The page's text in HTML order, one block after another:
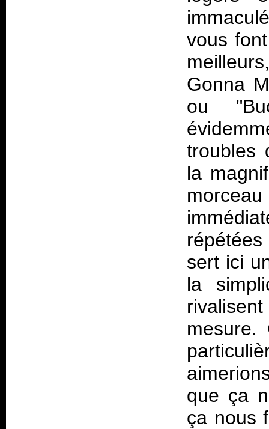
vous
Gonna
ou
troubles
la
sert ici
la
mesure.
que ça
ça nous